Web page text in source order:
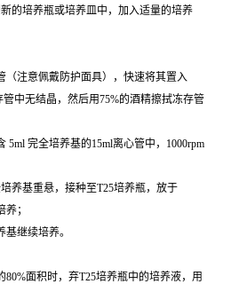
的培养瓶或培养皿中，加入适量的培养
（注意佩戴防护面具），快速将其置入
中无结晶，然后用75%的酒精擦拭冻存管
5ml 完全培养基的15ml离心管中，1000rpm
养基重悬，接种至T25培养瓶，放于
；
继续培养。
80%面积时，弃T25培养瓶中的培养液，用